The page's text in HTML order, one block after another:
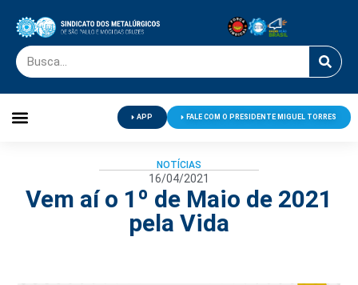
APP FALE COM O PRESIDENTE MIGUEL TORRES
NOTÍCIAS
16/04/2021
Vem aí o 1º de Maio de 2021
pela Vida